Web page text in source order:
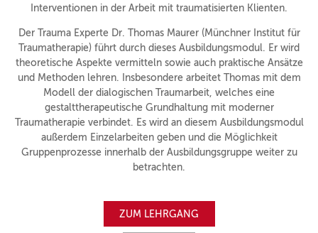
Interventionen in der Arbeit mit traumatisierten Klienten.
Der Trauma Experte Dr. Thomas Maurer (Münchner Institut für
Traumatherapie) führt durch dieses Ausbildungsmodul. Er wird
theoretische Aspekte vermitteln sowie auch praktische Ansätze
und Methoden lehren. Insbesondere arbeitet Thomas mit dem
Modell der dialogischen Traumarbeit, welches eine
gestalttherapeutische Grundhaltung mit moderner
Traumatherapie verbindet. Es wird an diesem Ausbildungsmodul
außerdem Einzelarbeiten geben und die Möglichkeit
Gruppenprozesse innerhalb der Ausbildungsgruppe weiter zu
betrachten.
ZUM LEHRGANG